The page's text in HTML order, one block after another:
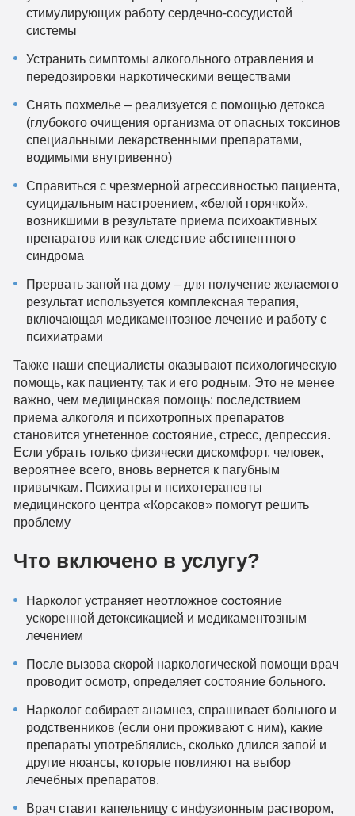
стимулирующих работу сердечно-сосудистой
системы
Устранить симптомы алкогольного отравления и
передозировки наркотическими веществами
Снять похмелье – реализуется с помощью детокса
(глубокого очищения организма от опасных токсинов
специальными лекарственными препаратами,
водимыми внутривенно)
Справиться с чрезмерной агрессивностью пациента,
суицидальным настроением, «белой горячкой»,
возникшими в результате приема психоактивных
препаратов или как следствие абстинентного
синдрома
Прервать запой на дому – для получение желаемого
результат используется комплексная терапия,
включающая медикаментозное лечение и работу с
психиатрами
Также наши специалисты оказывают психологическую
помощь, как пациенту, так и его родным. Это не менее
важно, чем медицинская помощь: последствием
приема алкоголя и психотропных препаратов
становится угнетенное состояние, стресс, депрессия.
Если убрать только физически дискомфорт, человек,
вероятнее всего, вновь вернется к пагубным
привычкам. Психиатры и психотерапевты
медицинского центра «Корсаков» помогут решить
проблему
Что включено в услугу?
Нарколог устраняет неотложное состояние
ускоренной детоксикацией и медикаментозным
лечением
После вызова скорой наркологической помощи врач
проводит осмотр, определяет состояние больного.
Нарколог собирает анамнез, спрашивает больного и
родственников (если они проживают с ним), какие
препараты употреблялись, сколько длился запой и
другие нюансы, которые повлияют на выбор
лечебных препаратов.
Врач ставит капельницу с инфузионным раствором,